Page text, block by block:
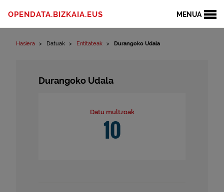
MENUA
OPENDATA.BIZKAIA.EUS
Hasiera Datuak Entitateak Durangoko Udala
Durangoko Udala
Datu multzoak
10